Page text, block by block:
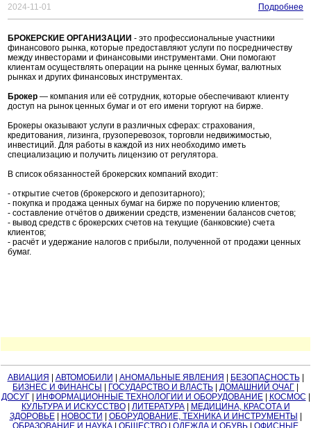
2024-11-01
Подробнее
БРОКЕРСКИЕ ОРГАНИЗАЦИИ - это профессиональные участники
финансового рынка, которые предоставляют услуги по посредничеству
между инвесторами и финансовыми инструментами. Они помогают
клиентам осуществлять операции на рынке ценных бумаг, валютных
рынках и других финансовых инструментах.
Брокер — компания или её сотрудник, которые обеспечивают клиенту
доступ на рынок ценных бумаг и от его имени торгуют на бирже.
Брокеры оказывают услуги в различных сферах: страхования,
кредитования, лизинга, грузоперевозок, торговли недвижимостью,
инвестиций. Для работы в каждой из них необходимо иметь
специализацию и получить лицензию от регулятора.
В список обязанностей брокерских компаний входит:
- открытие счетов (брокерского и депозитарного);
- покупка и продажа ценных бумаг на бирже по поручению клиентов;
- составление отчётов о движении средств, изменении балансов счетов;
- вывод средств с брокерских счетов на текущие (банковские) счета
клиентов;
- расчёт и удержание налогов с прибыли, полученной от продажи ценных
бумаг.
АВИАЦИЯ АВТОМОБИЛИ АНОМАЛЬНЫЕ ЯВЛЕНИЯ БЕЗОПАСНОСТЬ|
БИЗНЕС И ФИНАНСЫ
ГОСУДАРСТВО И ВЛАСТЬ ДОМАШНИЙ ОЧАГ
ДОСУГ| ИНФОРМАЦИОННЫЕ ТЕХНОЛОГИИ И ОБОРУДОВАНИЕ| КОСМОС
КУЛЬТУРА И ИСКУССТВО| ЛИТЕРАТУРА|
МЕДИЦИНА, КРАСОТА И
ЗДОРОВЬЕ| НОВОСТИ ОБОРУДОВАНИЕ, ТЕХНИКА И ИНСТРУМЕНТЫ